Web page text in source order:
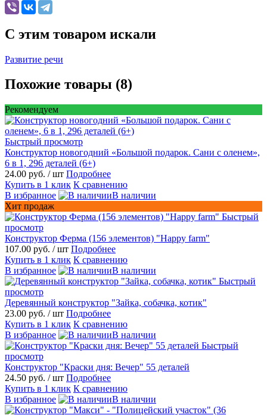
C этим товаром искали
Развитие речи
Похожие товары (8)
Рекомендуем
Быстрый просмотр
Конструктор новогодний «Большой подарок. Сани с оленем»,
6 в 1, 296 деталей (6+)
24.00 руб. / шт Подробнее
Купить в 1 клик К сравнению
В избранное
В наличии
Хит продаж
Быстрый
просмотр
Конструктор Ферма (156 элементов) "Happy farm"
107.00 руб. / шт Подробнее
Купить в 1 клик К сравнению
В избранное
В наличии
Быстрый
просмотр
Деревянный конструктор "Зайка, собачка, котик"
23.00 руб. / шт Подробнее
Купить в 1 клик К сравнению
В избранное
В наличии
Быстрый
просмотр
Конструктор "Краски дня: Вечер" 55 деталей
24.50 руб. / шт Подробнее
Купить в 1 клик К сравнению
В избранное
В наличии